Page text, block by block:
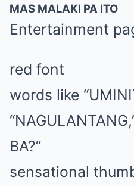
MAS MALAKI PA ITO
Entertainment
red font
words like
BA?”
sensational